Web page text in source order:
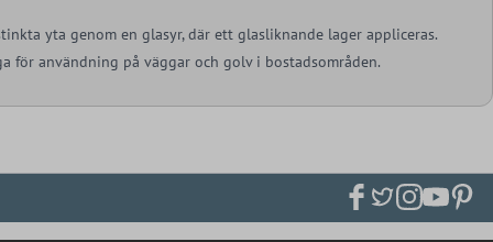
yta genom en glasyr, där ett glasliknande lager appliceras.
för användning på väggar och golv i bostadsområden.